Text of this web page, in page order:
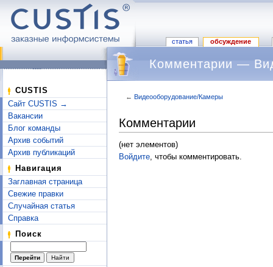
статья обсуждение
CUSTIS
Сайт CUSTIS →
Вакансии
Блог команды
Архив событий
Архив публикаций
Навигация
Заглавная страница
Свежие правки
Случайная статья
Справка
Поиск
Комментарии —
← Видеооборудование/Камеры
Комментарии
(нет элементов)
Войдите, чтобы комментировать.